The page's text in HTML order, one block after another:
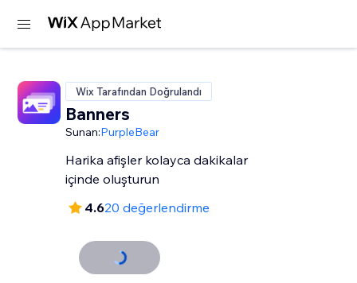
Wix Tarafından Doğrulandı
Banners
Sunan:PurpleBear
Harika afişler kolayca dakikalar
içinde oluşturun
4.620 değerlendirme